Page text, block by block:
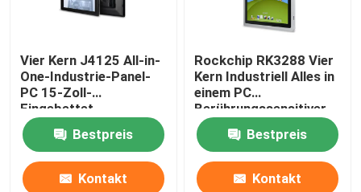
Vier Kern J4125 All-in-
One-Industrie-Panel-
PC 15-Zoll-
Eingebettet-
Berührungssensitiver
Bildschirm-PC
Bestpreis
Kontakt
Rockchip RK3288 Vier
Kern Industriell Alles in
einem PC
Berührungssensitiver
Bildschirm Eingebettet
2 COM 15 Zoll
Bestpreis
Kontakt